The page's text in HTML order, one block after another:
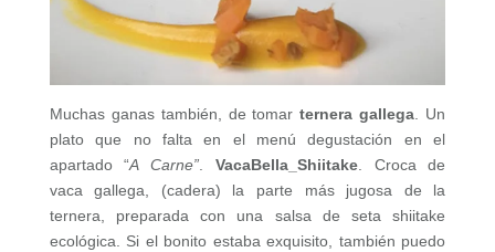
Muchas ganas también, de tomarternera gallega . Un
plato que no falta en el menú degustación en el
apartado “A Carne” VacaBella_Shiitake. Croca de
vaca gallega, (cadera) la parte más jugosa de la
ternera, preparada con una salsa de seta shiitake
ecológica. Si el bonito estaba exquisito, también puedo